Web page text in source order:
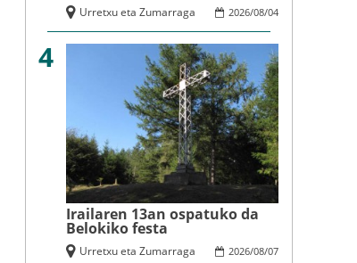
2026/08/04
Urretxu eta Zumarraga
4
Irailaren 13an ospatuko da
Belokiko festa
2026/08/07
Urretxu eta Zumarraga